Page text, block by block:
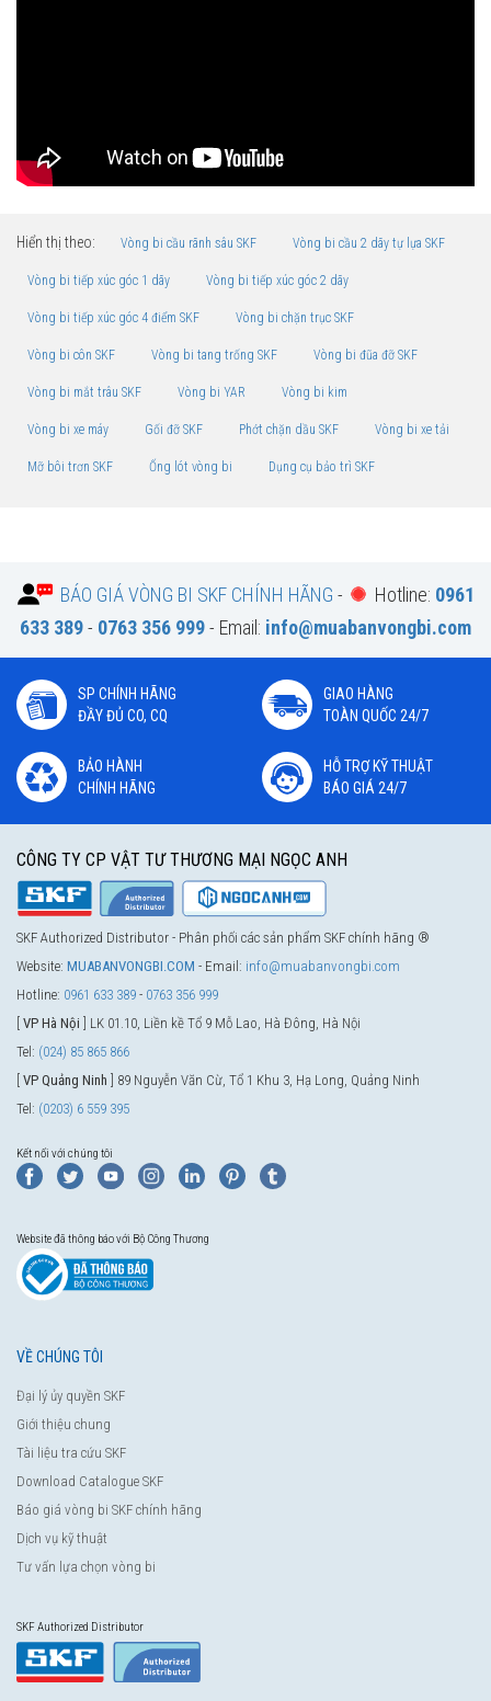
Hiển thị theo: Vòng bi cầu rãnh sâu SKF Vòng bi cầu 2 dãy tự lựa SKF
Vòng bi tiếp xúc góc 1 dãy Vòng bi tiếp xúc góc 2 dãy
Vòng bi tiếp xúc góc 4 điểm SKF Vòng bi chặn trục SKF
Vòng bi côn SKF Vòng bi tang trống SKF Vòng bi đũa đỡ SKF
Vòng bi mắt trâu SKF Vòng bi YAR Vòng bi kim
Vòng bi xe máy Gối đỡ SKF Phớt chặn dầu SKF Vòng bi xe tải
Mỡ bôi trơn SKF Ống lót vòng bi Dụng cụ bảo trì SKF
BÁO GIÁ VÒNG BI SKF CHÍNH HÃNG - Hotline: 0961
633 389- 0763 356 999- Email: info@muabanvongbi.com
SP CHÍNH HÃNG
ĐẦY ĐỦ CO, CQ
GIAO HÀNG
TOÀN QUỐC 24/7
BẢO HÀNH
CHÍNH HÃNG
HỖ TRỢ KỸ THUẬT
BÁO GIÁ 24/7
CÔNG TY CP VẬT TƯ THƯƠNG MẠI NGỌC ANH
SKF Authorized Distributor - Phân phối các sản phẩm SKF chính hãng ®
Website: MUABANVONGBI.COM - Email: info@muabanvongbi.com
Hotline: 0961 633 389 - 0763 356 999
VP Hà Nội ] LK 01.10, Liền kề Tổ 9 Mỗ Lao, Hà Đông, Hà Nội
Tel: (024) 85 865 866
VP Quảng Ninh ] 89 Nguyễn Văn Cừ, Tổ 1 Khu 3, Hạ Long, Quảng Ninh
Tel: (0203) 6 559 395
Kết nối với chúng tôi
Website đã thông báo với Bộ Công Thương
VỀ CHÚNG TÔI
Đại lý ủy quyền SKF
Giới thiệu chung
Tài liệu tra cứu SKF
Download Catalogue SKF
Báo giá vòng bi SKF chính hãng
Dịch vụ kỹ thuật
Tư vấn lựa chọn vòng bi
SKF Authorized Distributor